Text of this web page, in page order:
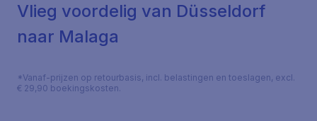
Vlieg voordelig van Düsseldorf
naar Malaga
*Vanaf-prijzen op retourbasis, incl. belastingen en toeslagen, excl.
€ 29,90 boekingskosten.